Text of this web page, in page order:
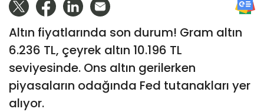
Altın fiyatlarında son durum! Gram altın
6.236 TL, çeyrek altın 10.196 TL
seviyesinde. Ons altın gerilerken
piyasaların odağında Fed tutanakları yer
alıyor.